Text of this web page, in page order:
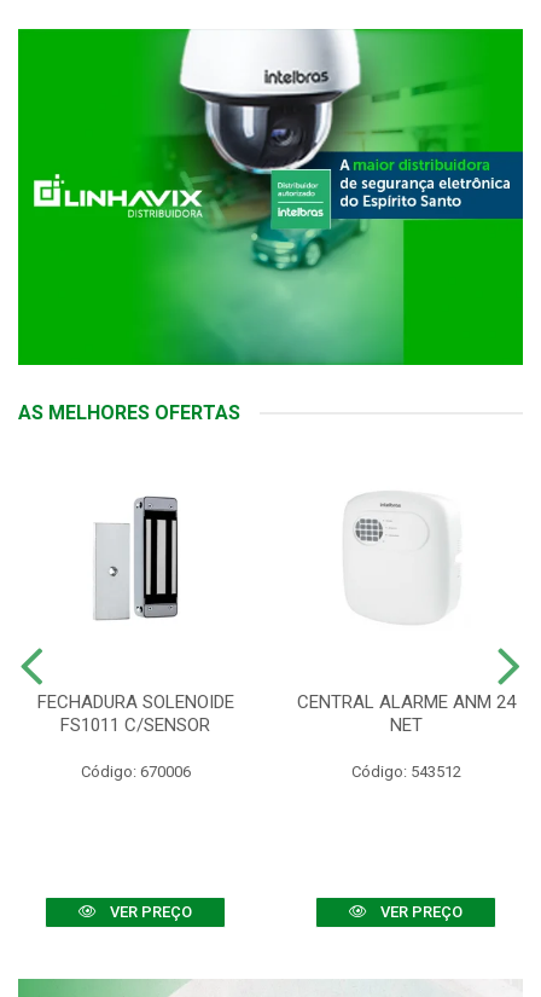
AS MELHORES OFERTAS
FECHADURA SOLENOIDE
FS1011 C/SENSOR
Código: 670006
VER PREÇO
CENTRAL ALARME ANM 24
NET
Código: 543512
VER PREÇO